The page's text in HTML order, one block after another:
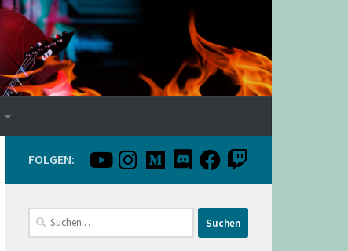
FOLGEN:
Suchen
nach: